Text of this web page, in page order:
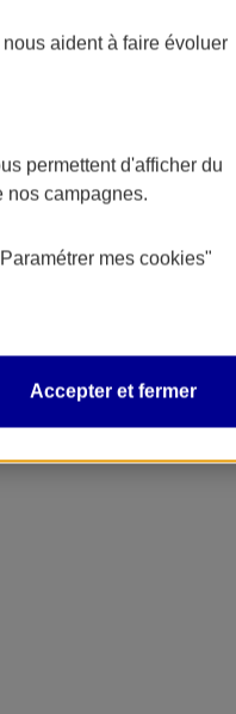
aident à faire évoluer
permettent d'afficher du
nos campagnes.
mes cookies"
Accepter et fermer